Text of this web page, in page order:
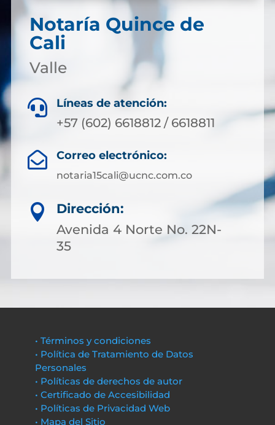
Notaría Quince de
Cali
Valle
 Líneas de atención:
+57 (602) 6618812 / 6618811
 Correo electrónico:
notaria15cali@ucnc.com.co

Dirección:
Avenida 4 Norte No. 22N-
35
• Términos y condiciones
• Política de Tratamiento de Datos
Personales
• Políticas de derechos de autor
• Certificado de Accesibilidad
• Políticas de Privacidad Web
• Mapa del Sitio